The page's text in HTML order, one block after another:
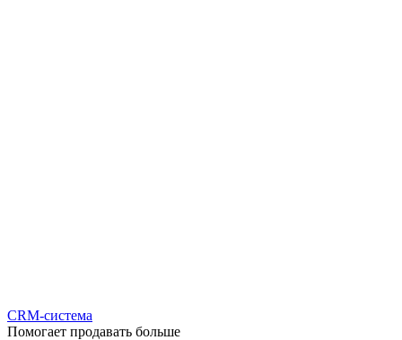
CRM-система
Помогает продавать больше